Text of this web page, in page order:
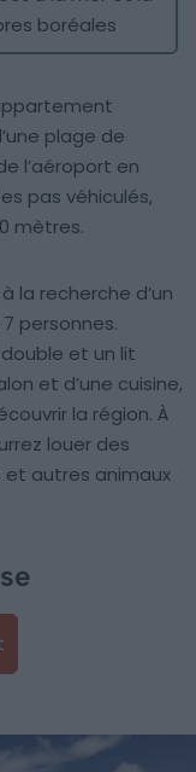
boréales
plage de
l’aéroport en
pas véhiculés,
mètres.
la recherche d’un
personnes.
et un lit
et d’une cuisine,
la région. À
louer des
et autres animaux